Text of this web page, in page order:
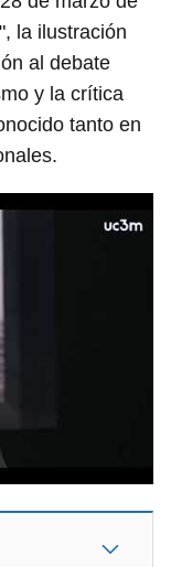
la ilustración
al debate
y la crítica
tanto en